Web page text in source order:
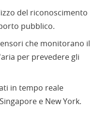
del riconoscimento
pubblico.
che monitorano il
per prevedere gli
in tempo reale
e New York.